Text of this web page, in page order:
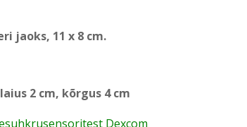
jaoks, 11 x 8 cm.
2 cm, kõrgus 4 cm
Dexcom